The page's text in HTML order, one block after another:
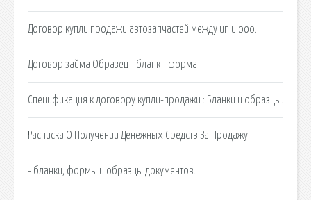
Договор купли продажи автозапчастей между ип и ооо.
Договор займа Образец - бланк - форма
Спецификация к договору купли-продажи : Бланки и образцы.
Расписка О Получении Денежных Средств За Продажу.
- бланки, формы и образцы документов.